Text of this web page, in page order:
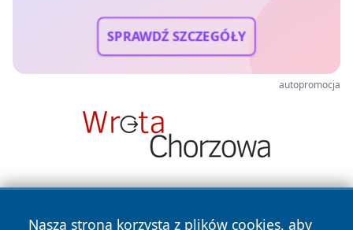
SPRAWDŹ SZCZEGÓŁY
autopromocja
Nasza strona korzysta z plików cookies, aby